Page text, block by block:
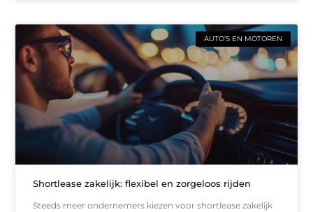
AUTO’S EN MOTOREN
Shortlease zakelijk: flexibel en zorgeloos rijden
Steeds meer ondernemers kiezen voor shortlease zakelijk